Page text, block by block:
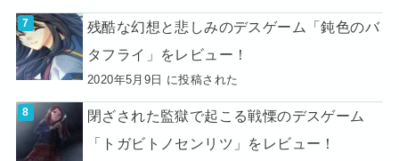
残酷な幻想と悲しみのデスゲーム「鈍色のバ
タフライ」をレビュー！
2020年5月9日 に投稿された
閉ざされた監獄で起こる戦慄のデスゲーム
「トガビトノセンリツ」をレビュー！